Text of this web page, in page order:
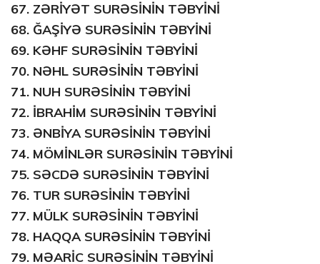
67. ZƏRİYƏT SURƏSİNİN TƏBYİNİ
68. ĞAŞİYƏ SURƏSİNİN TƏBYİNİ
69. KƏHF SURƏSİNİN TƏBYİNİ
70. NƏHL SURƏSİNİN TƏBYİNİ
71. NUH SURƏSİNİN TƏBYİNİ
72. İBRAHİM SURƏSİNİN TƏBYİNİ
73. ƏNBİYA SURƏSİNİN TƏBYİNİ
74. MÖMİNLƏR SURƏSİNİN TƏBYİNİ
75. SƏCDƏ SURƏSİNİN TƏBYİNİ
76. TUR SURƏSİNİN TƏBYİNİ
77. MÜLK SURƏSİNİN TƏBYİNİ
78. HAQQA SURƏSİNİN TƏBYİNİ
79. MƏARİC SURƏSİNİN TƏBYİNİ